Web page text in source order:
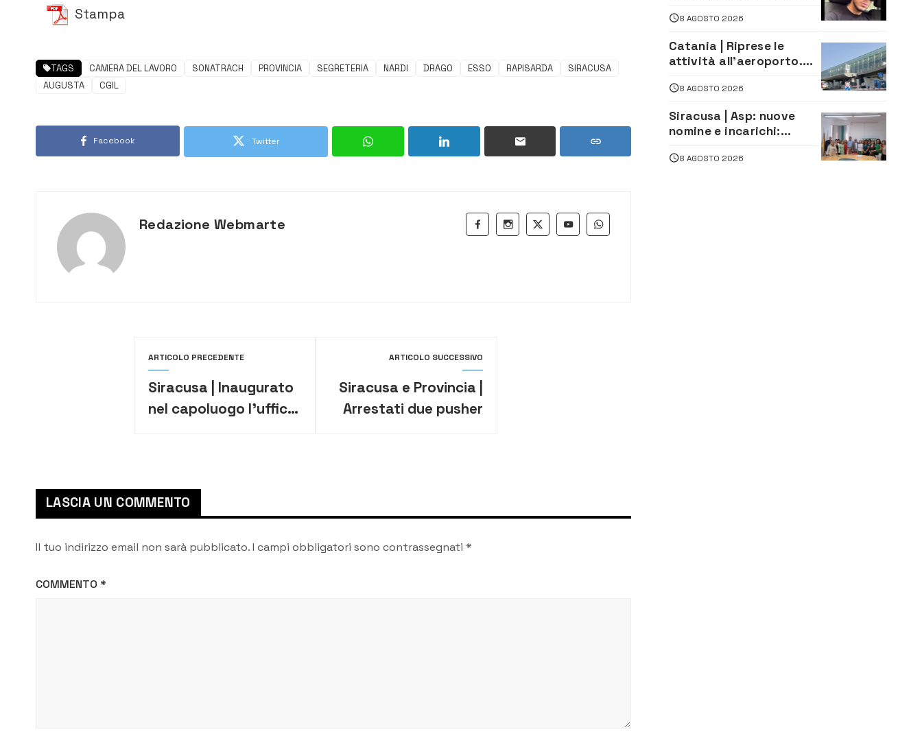
Stampa
TAGS CAMERA DEL LAVORO SONATRACH PROVINCIA SEGRETERIA NARDI DRAGO ESSO RAPISARDA
SIRACUSA
AUGUSTA
CGIL
Facebook Twitter
Redazione Webmarte
ARTICOLO PRECEDENTE
Siracusa | Inaugurato
nel capoluogo l’ufficio
ARTICOLO SUCCESSIVO
Siracusa e Provincia |
Arrestati due pusher
LASCIA UN COMMENTO
Il tuo indirizzo email non sarà pubblicato.I campi obbligatori sono contrassegnati *
COMMENTO *
morto in un incidente
8 AGOSTO 2026
Catania | Riprese le
attività all’aeroporto.
arrivo e in partenza
8 AGOSTO 2026
Siracusa | Asp: nuove
nomine e incarichi:
di Sanità pubblica,
8 AGOSTO 2026